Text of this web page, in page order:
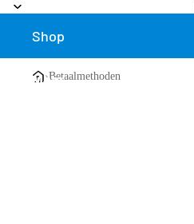
Shop
Meer
›Betaalmethoden